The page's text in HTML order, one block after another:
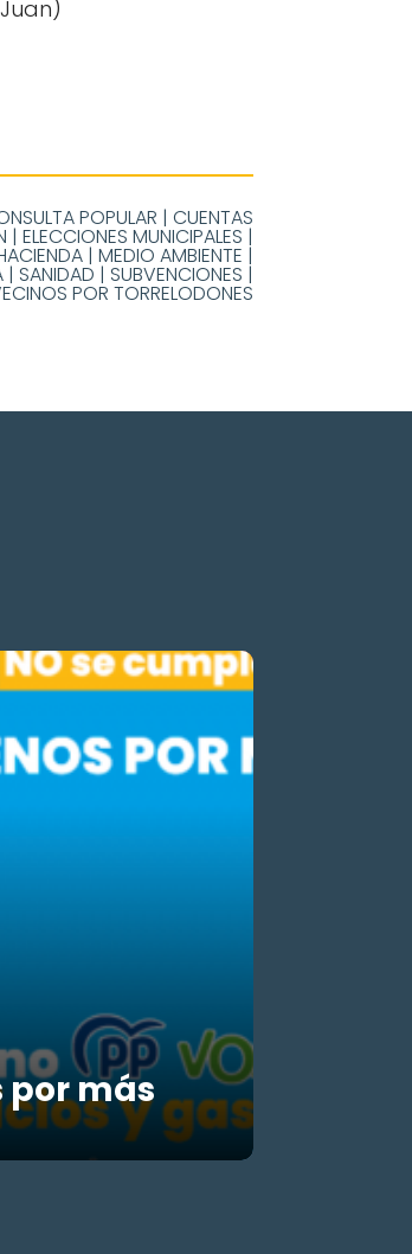
POPULAR | CUENTAS
| ELECCIONES MUNICIPALES |
| MEDIO AMBIENTE |
| SANIDAD | SUBVENCIONES |
POR TORRELODONES
por más